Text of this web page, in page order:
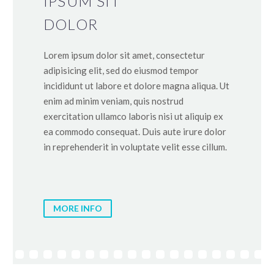
DOLOR
Lorem ipsum dolor sit amet, consectetur
adipisicing elit, sed do eiusmod tempor
incididunt ut labore et dolore magna aliqua. Ut
enim ad minim veniam, quis nostrud
exercitation ullamco laboris nisi ut aliquip ex
ea commodo consequat. Duis aute irure dolor
in reprehenderit in voluptate velit esse cillum.
MORE INFO